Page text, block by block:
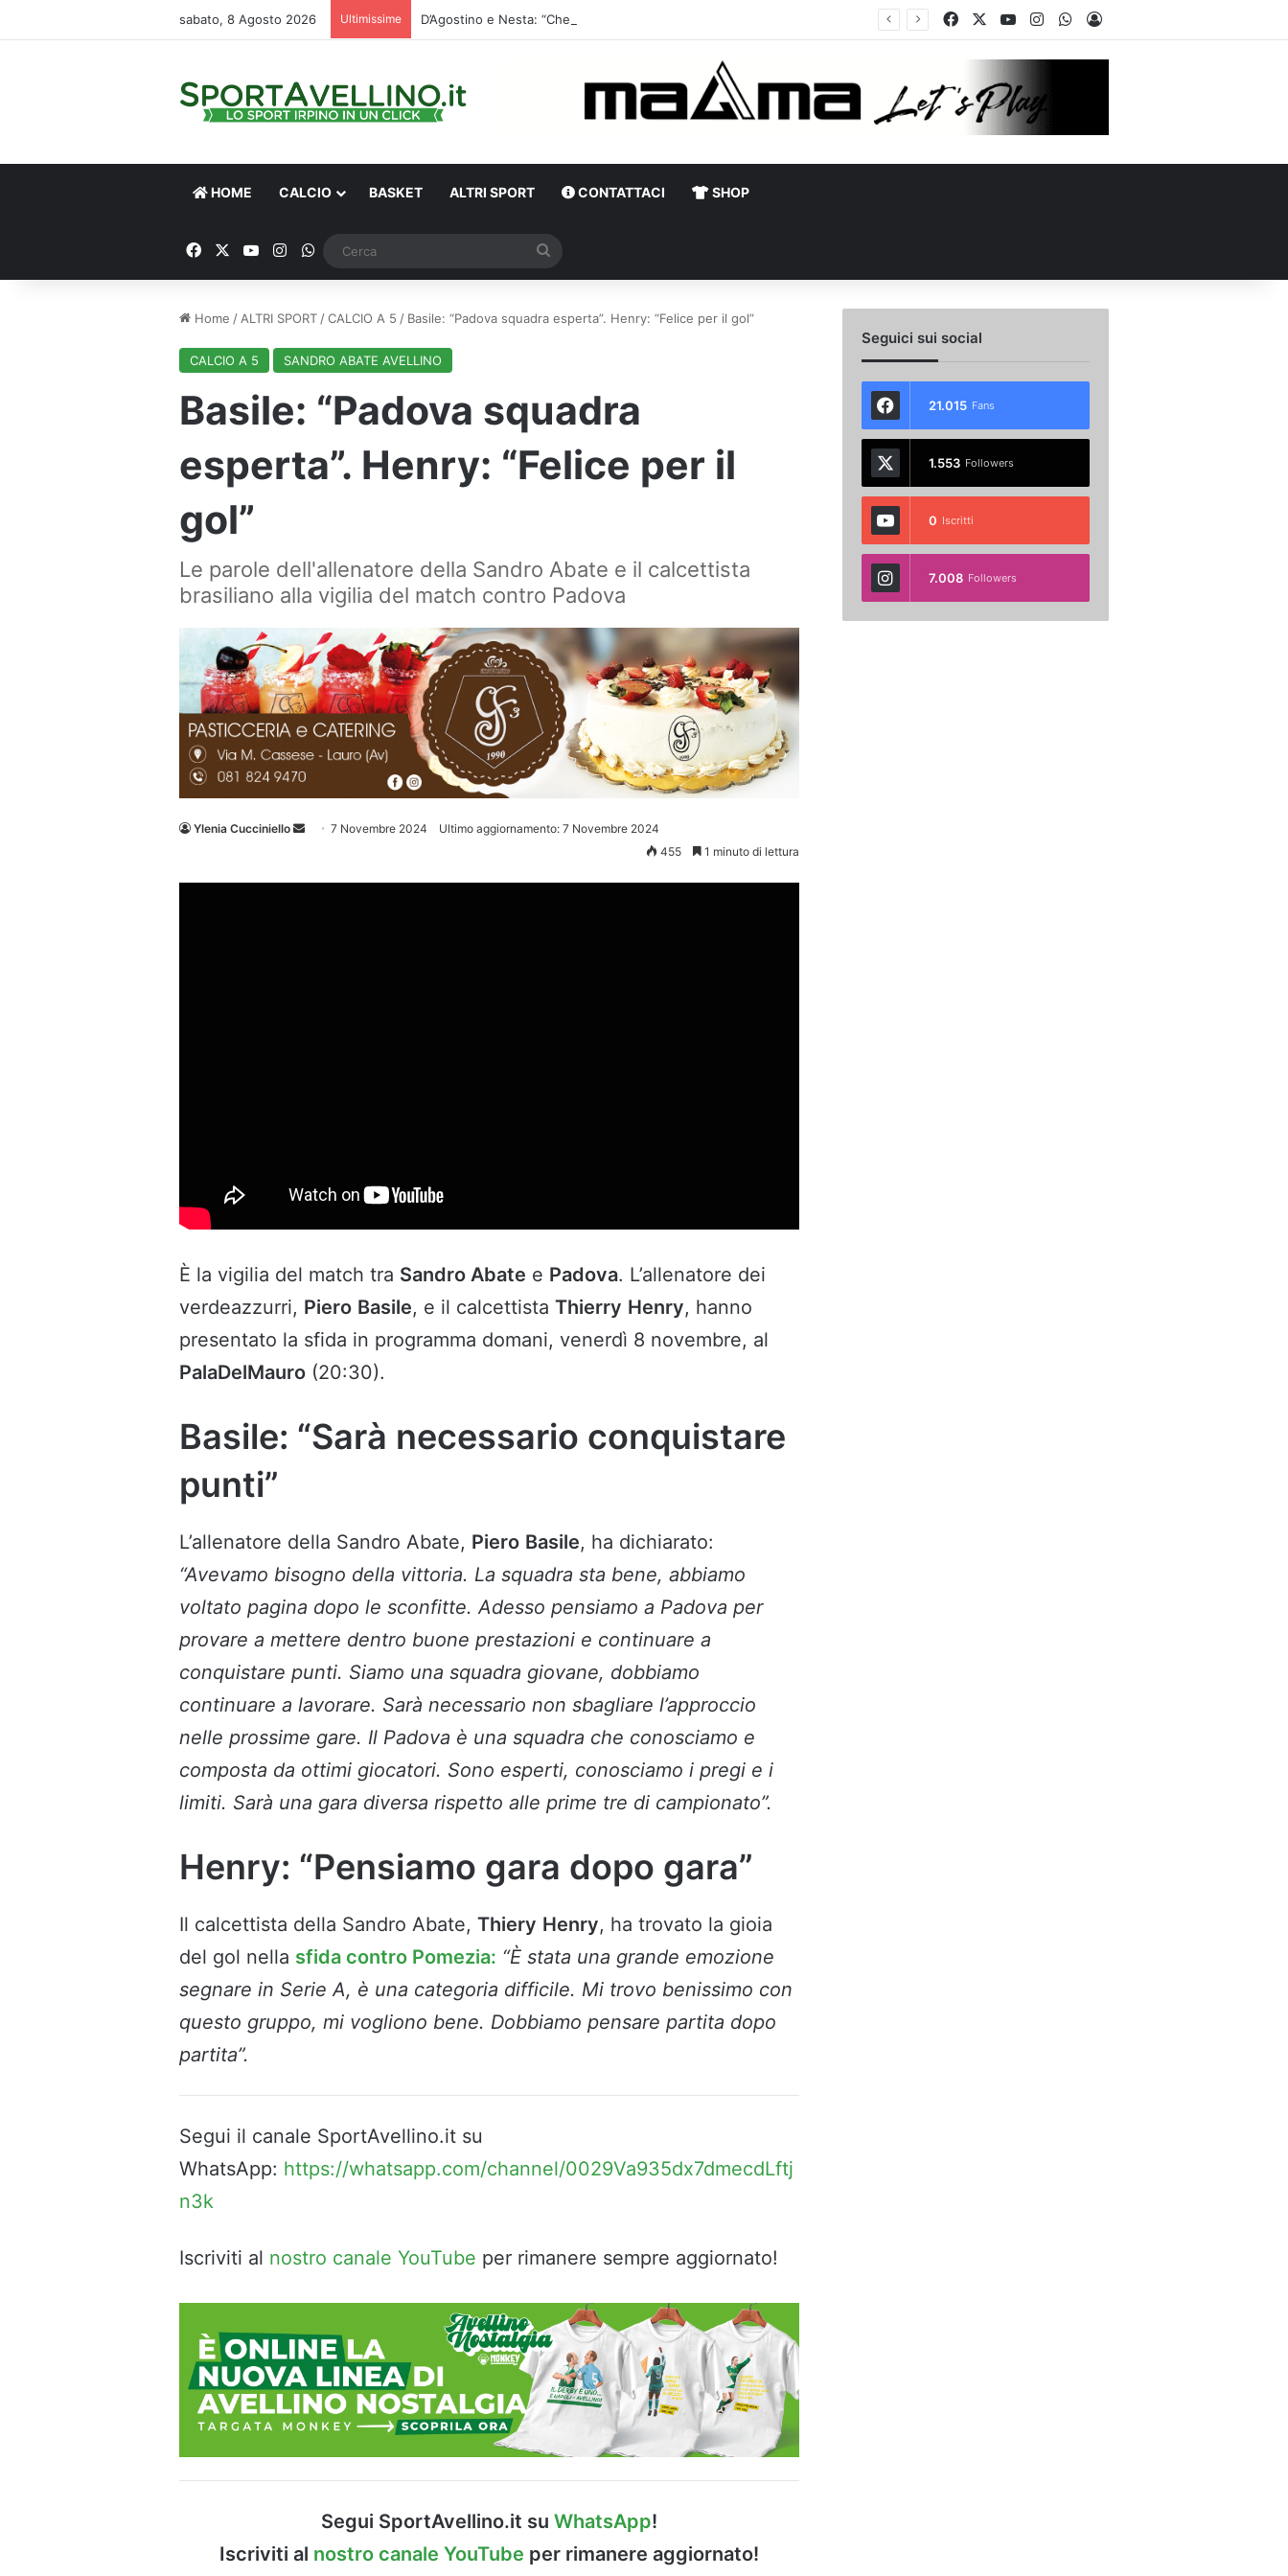
sabato, 8 Agosto 2026 Ultimissime FacebookYou TubeInstagramWhatsApp
Accedi
HOME CALCIO BASKET ALTRI SPORT CONTATTACI SHOP
FacebookYou TubeInstagram
WhatsApp
Home / ALTRI SPORT /CALCIO A 5 / Basile: “Padova squadra esperta”. Henry: “Felice per il gol”
CALCIO A 5 SANDRO ABATE AVELLINO
Basile: “Padova squadra
esperta”. Henry: “Felice per il
gol”
Le parole dell'allenatore della Sandro Abate e il calcettista
brasiliano alla vigilia del match contro Padova
Ylenia Cucciniello
Invia 7 Novembre 2024
Ultimo aggiornamento: 7 Novembre 2024
455
1 minuto di lettura
È la vigilia del match tra Sandro Abate e Padova. L’allenatore dei
verdeazzurri, Piero Basile, e il calcettista Thierry Henry, hanno
presentato la sfida in programma domani, venerdì 8 novembre, al
PalaDelMauro (20:30).
Basile: “Sarà necessario conquistare
punti”
L’allenatore della Sandro Abate, Piero Basile, ha dichiarato:
“Avevamo bisogno della vittoria. La squadra sta bene, abbiamo
voltato pagina dopo le sconfitte. Adesso pensiamo a Padova per
provare a mettere dentro buone prestazioni e continuare a
conquistare punti. Siamo una squadra giovane, dobbiamo
continuare a lavorare. Sarà necessario non sbagliare l’approccio
nelle prossime gare. Il Padova è una squadra che conosciamo e
composta da ottimi giocatori. Sono esperti, conosciamo i pregi e i
limiti. Sarà una gara diversa rispetto alle prime tre di campionato”.
Henry: “Pensiamo gara dopo gara”
Il calcettista della Sandro Abate, Thiery Henry, ha trovato la gioia
del gol nella sfida contro Pomezia: “È stata una grande emozione
segnare in Serie A, è una categoria difficile. Mi trovo benissimo con
questo gruppo, mi vogliono bene. Dobbiamo pensare partita dopo
partita”.
Segui il canale SportAvellino.it su
WhatsApp: https://whatsapp.com/channel/0029Va935dx7dmecdLftj
n3k
Iscriviti al nostro canale YouTube per rimanere sempre aggiornato!
Segui SportAvellino.it su WhatsApp!
Iscriviti al nostro canale YouTube per rimanere aggiornato!
Seguici sui social
21.015 Fans
1.553 Followers
0 Iscritti
7.008 Followers